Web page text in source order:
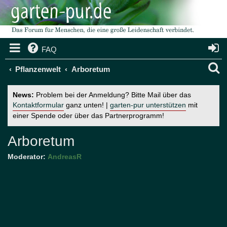
FAQ
Pflanzenwelt Arboretum
News: Problem bei der Anmeldung? Bitte Mail über das
Kontaktformular ganz unten! | garten-pur unterstützen mit
einer Spende oder über das Partnerprogramm!
Arboretum
Moderator: AndreasR